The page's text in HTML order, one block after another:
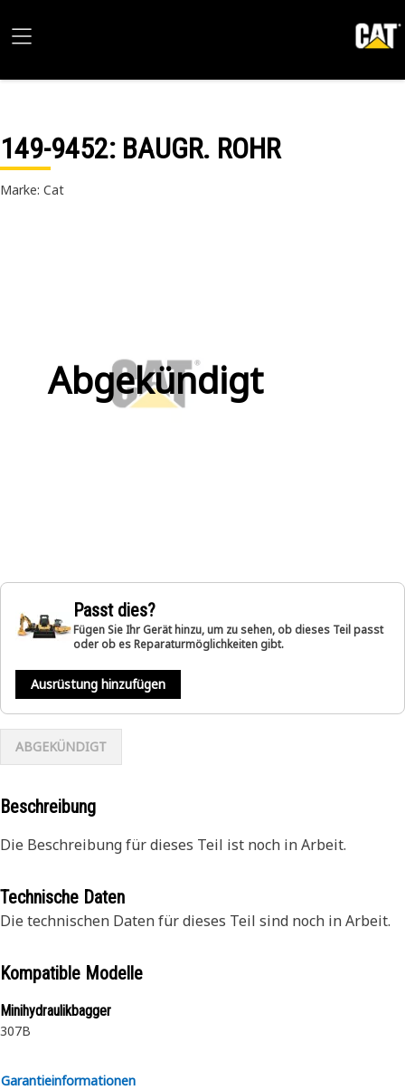
149-9452: BAUGR. ROHR
Marke: Cat
Abgekündigt
Passt dies?
Fügen Sie Ihr Gerät hinzu, um zu sehen, ob dieses Teil passt
oder ob es Reparaturmöglichkeiten gibt.
Ausrüstung hinzufügen
ABGEKÜNDIGT
Beschreibung
Die Beschreibung für dieses Teil ist noch in Arbeit.
Technische Daten
Die technischen Daten für dieses Teil sind noch in Arbeit.
Kompatible Modelle
Minihydraulikbagger
307B
Garantieinformationen